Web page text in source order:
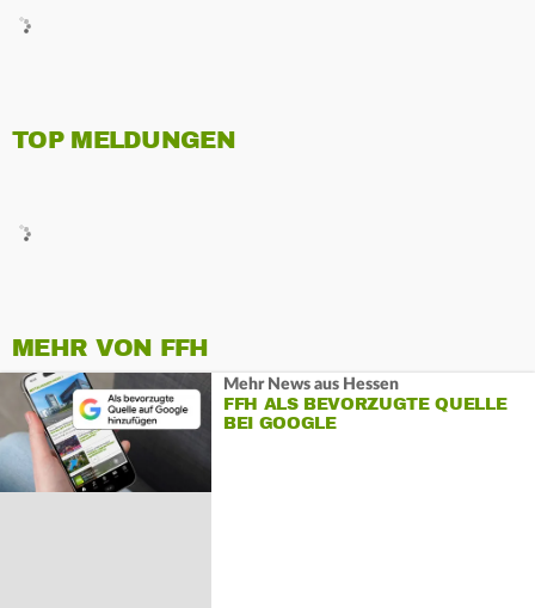
TOP MELDUNGEN
MEHR VON FFH
Mehr News aus Hessen
FFH ALS BEVORZUGTE QUELLE
BEI GOOGLE